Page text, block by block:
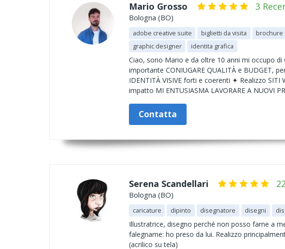
Mario Grosso 3
Bologna (BO)
adobe creative suite biglietti da visita brochure
graphic designer
identita grafica
Ciao, sono Mario e da oltre 10 anni mi occupo di
importante CONIUGARE QUALITÀ e BUDGET,
IDENTITÀ VISIVE forti e coerenti ✦ Realizzo SITI
impatto MI ENTUSIASMA LAVORARE A NUOVI
Contatta
Serena Scandellari
Bologna (BO)
caricature dipinto disegnatore disegni
Illustratrice, disegno perché non posso farne a
falegname: ho preso da lui. Realizzo
(acrilico su tela)